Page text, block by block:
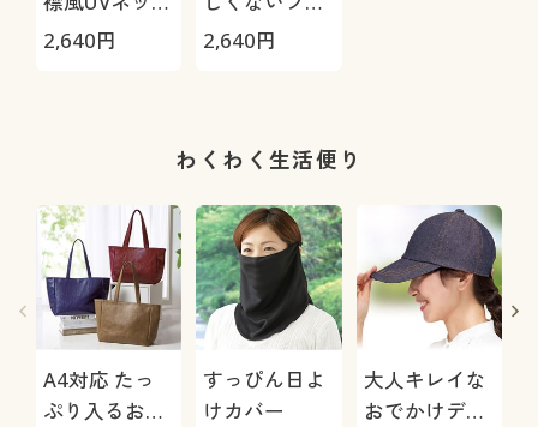
カバー
2,640円
イスカバー
2,640円
わくわく生活便り
A4対応 たっ
ぷり入るお出
すっぴん日よ
けカバー
大人キレイな
おでかけデニ